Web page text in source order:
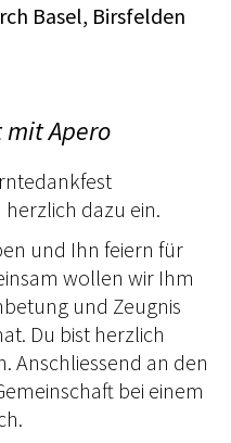
Basel, Birsfelden
Apero
dazu ein.
und Ihn feiern für
wollen wir Ihm
und Zeugnis
Du bist herzlich
Anschliessend an den
bei einem